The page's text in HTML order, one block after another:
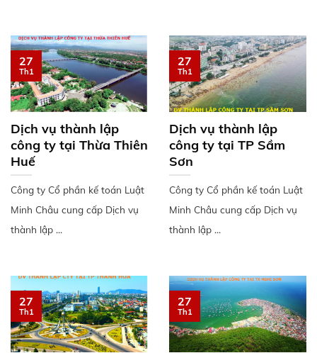
Dịch vụ thành lập
công ty tại Thừa Thiên
Huế
Công ty Cổ phần kế toán Luật
Minh Châu cung cấp Dịch vụ
thành lập ...
27
Th1
Dịch vụ thành lập
công ty tại TP Sầm
Sơn
Công ty Cổ phần kế toán Luật
Minh Châu cung cấp Dịch vụ
thành lập ...
27
Th1
27
Th1
27
Th1